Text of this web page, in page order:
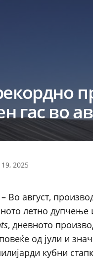
гас во
19, 2025
– Во август,
летно
, дневното
од јули и
кубни